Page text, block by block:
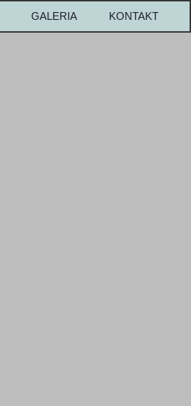
GALERIA KONTAKT